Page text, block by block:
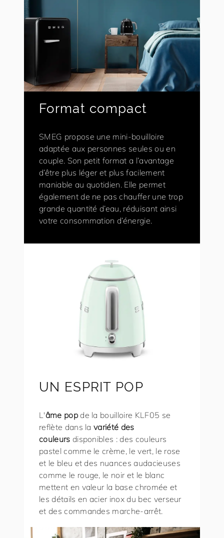
Format compact
SMEG propose une mini-bouilloire
adaptée aux personnes seules ou en
couple. Son petit format a l’avantage
d’être plus léger et plus facilement
maniable au quotidien. Elle permet
également de ne pas chauffer une trop
grande quantité d’eau, réduisant ainsi
votre consommation d’énergie.
UN ESPRIT POP
L'âme popde la bouilloire KLF05 se
reflète dans lavariété des
couleurs disponibles : des couleurs
pastel comme le crème, le vert, le rose
et le bleu et des nuances audacieuses
comme le rouge, le noir et le blanc
mettent en valeur la base chromée et
les détails en acier inox du bec verseur
et des commandes marche-arrêt.